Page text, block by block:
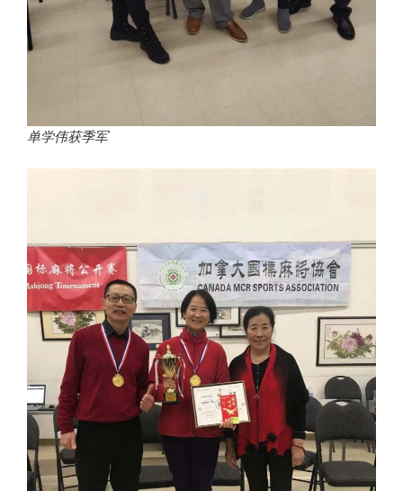
单学伟获季军